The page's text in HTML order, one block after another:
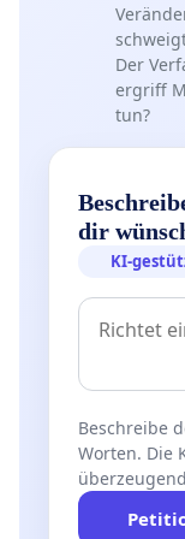
Der
ergriff
tun?
dir
KI-
Beschreibe
Worten. Die